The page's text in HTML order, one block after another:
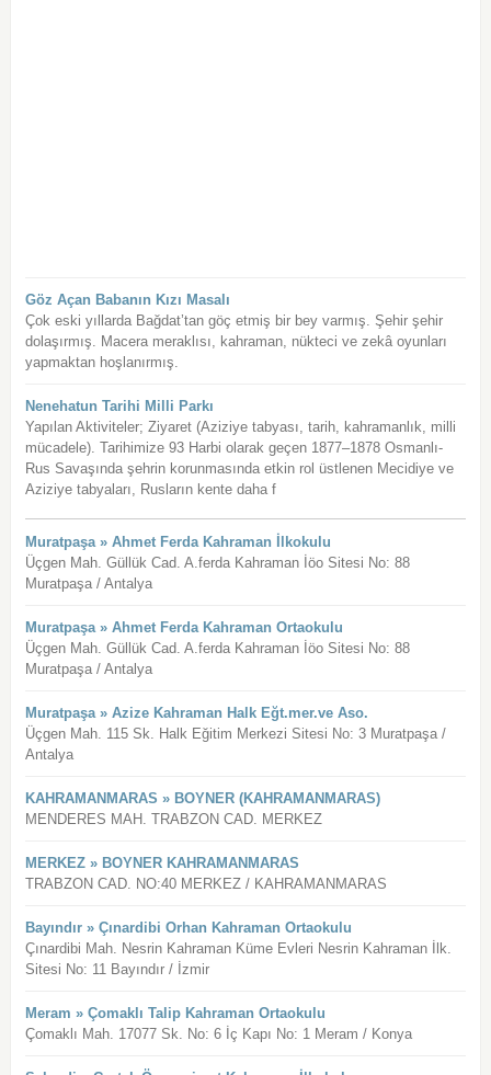
Göz Açan Babanın Kızı Masalı
Çok eski yıllarda Bağdat’tan göç etmiş bir bey varmış. Şehir şehir
dolaşırmış. Macera meraklısı, kahraman, nükteci ve zekâ oyunları
yapmaktan hoşlanırmış.
Nenehatun Tarihi Milli Parkı
Yapılan Aktiviteler; Ziyaret (Aziziye tabyası, tarih, kahramanlık, milli
mücadele). Tarihimize 93 Harbi olarak geçen 1877–1878 Osmanlı-
Rus Savaşında şehrin korunmasında etkin rol üstlenen Mecidiye ve
Aziziye tabyaları, Rusların kente daha f
Muratpaşa » Ahmet Ferda Kahraman İlkokulu
Üçgen Mah. Güllük Cad. A.ferda Kahraman İöo Sitesi No: 88
Muratpaşa / Antalya
Muratpaşa » Ahmet Ferda Kahraman Ortaokulu
Üçgen Mah. Güllük Cad. A.ferda Kahraman İöo Sitesi No: 88
Muratpaşa / Antalya
Muratpaşa » Azize Kahraman Halk Eğt.mer.ve Aso.
Üçgen Mah. 115 Sk. Halk Eğitim Merkezi Sitesi No: 3 Muratpaşa /
Antalya
KAHRAMANMARAS » BOYNER (KAHRAMANMARAS)
MENDERES MAH. TRABZON CAD. MERKEZ
MERKEZ » BOYNER KAHRAMANMARAS
TRABZON CAD. NO:40 MERKEZ / KAHRAMANMARAS
Bayındır » Çınardibi Orhan Kahraman Ortaokulu
Çınardibi Mah. Nesrin Kahraman Küme Evleri Nesrin Kahraman İlk.
Sitesi No: 11 Bayındır / İzmir
Meram » Çomaklı Talip Kahraman Ortaokulu
Çomaklı Mah. 17077 Sk. No: 6 İç Kapı No: 1 Meram / Konya